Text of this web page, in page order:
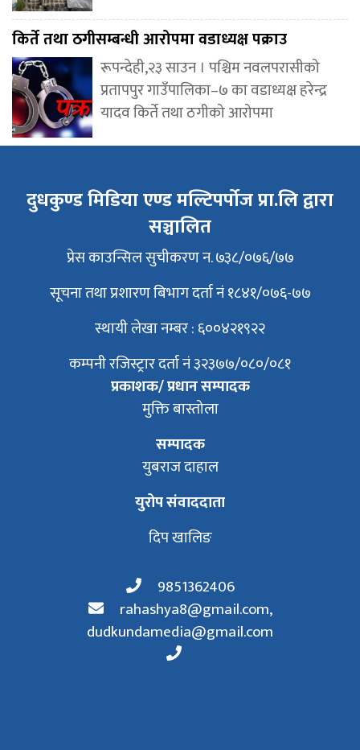
किर्ते तथा ठगीसम्बन्धी आरोपमा वडाध्यक्ष पक्राउ
रूपन्देही,२३ साउन । पश्चिम नवलपरासीको
प्रतापपुर गाउँपालिका–७ का वडाध्यक्ष हरेन्द्र
यादव किर्ते तथा ठगीको आरोपमा
दुधकुण्ड मिडिया एण्ड मल्टिपर्पोज प्रा.लि द्वारा
सञ्चालित
प्रेस काउन्सिल सुचीकरण न. ७३८/०७६/७७
सूचना तथा प्रशारण बिभाग दर्ता नं १८४१/०७६-७७
स्थायी लेखा नम्बर : ६००४२१९२२
कम्पनी रजिस्ट्रार दर्ता नं ३२३७७/०८०/०८१
प्रकाशक/ प्रधान सम्पादक
मुक्ति बास्तोला
सम्पादक
युबराज दाहाल
युरोप संवाददाता
दिप खालिङ
9851362406
rahashya8@gmail.com,
dudkundamedia@gmail.com